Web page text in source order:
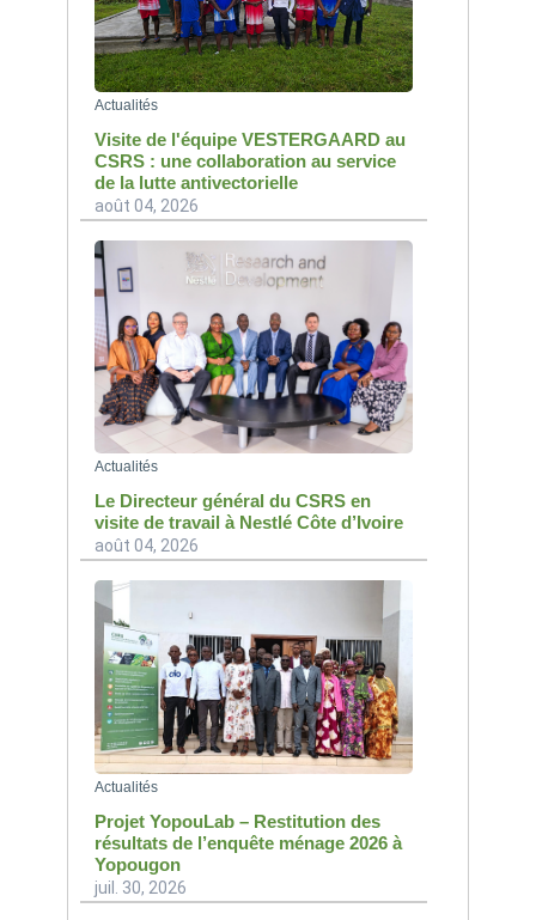
Actualités
Visite de l'équipe VESTERGAARD au
CSRS : une collaboration au service
de la lutte antivectorielle
août 04, 2026
Actualités
Le Directeur général du CSRS en
visite de travail à Nestlé Côte d’Ivoire
août 04, 2026
Actualités
Projet YopouLab – Restitution des
résultats de l’enquête ménage 2026 à
Yopougon
juil. 30, 2026